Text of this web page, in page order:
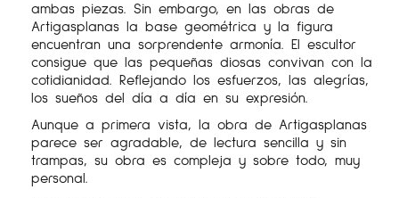
ambas piezas. Sin embargo, en las obras de
Artigasplanas la base geométrica y la figura
encuentran una sorprendente armonía. El escultor
consigue que las pequeñas diosas convivan con la
cotidianidad. Reflejando los esfuerzos, las alegrías,
los sueños del día a día en su expresión.
Aunque a primera vista, la obra de Artigasplanas
parece ser agradable, de lectura sencilla y sin
trampas, su obra es compleja y sobre todo, muy
personal.